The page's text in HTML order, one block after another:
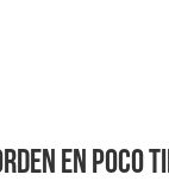
en Poco